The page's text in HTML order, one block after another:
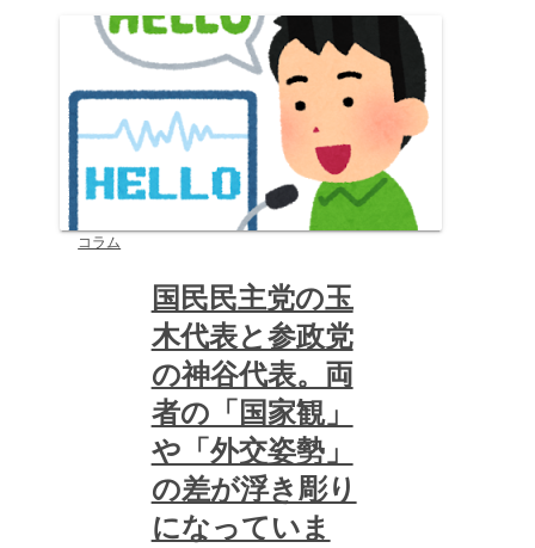
コラム
国民民主党の玉
木代表と参政党
の神谷代表。両
者の「国家観」
や「外交姿勢」
の差が浮き彫り
になっていま